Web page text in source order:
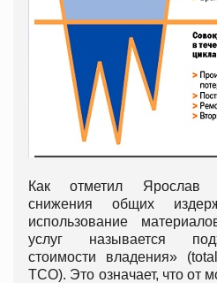
Как отметил Ярослав
снижения общих
использование
услуг называется
стоимости владения»
TCO). Это означает, что от